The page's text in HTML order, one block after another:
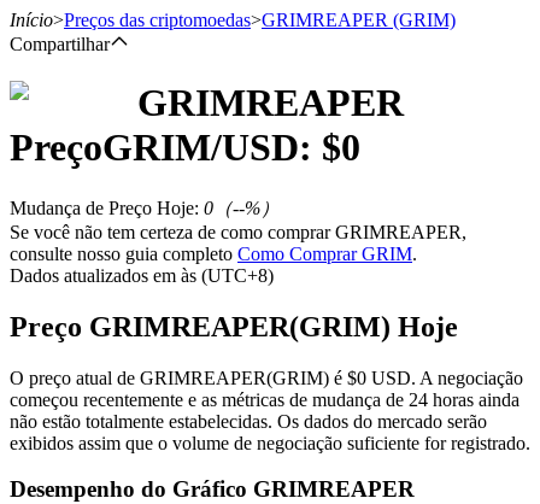
Futuros usando USDT como garantia
Início>Preços das criptomoedas>GRIMREAPER (GRIM)
Compartilhar
GRIMREAPER
PreçoGRIM/USD: $0
Mudança de Preço Hoje: 0 （--%）
Se você não tem certeza de como comprar GRIMREAPER,
consulte nosso guia completo Como Comprar GRIM.
Dados atualizados em às (UTC+8)
Preço GRIMREAPER(GRIM) Hoje
O preço atual de GRIMREAPER(GRIM) é $0 USD. A negociação
começou recentemente e as métricas de mudança de 24 horas ainda
não estão totalmente estabelecidas. Os dados do mercado serão
exibidos assim que o volume de negociação suficiente for registrado.
Desempenho do Gráfico GRIMREAPER